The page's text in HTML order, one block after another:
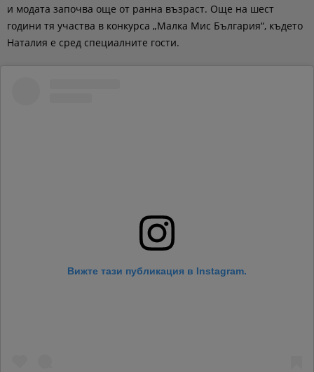
и модата започва още от ранна възраст. Още на шест
години тя участва в конкурса „Малка Мис България“, където
Наталия е сред специалните гости.
Вижте тази публикация в Instagram.